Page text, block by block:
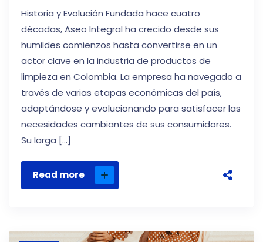
Historia y Evolución Fundada hace cuatro
décadas, Aseo Integral ha crecido desde sus
humildes comienzos hasta convertirse en un
actor clave en la industria de productos de
limpieza en Colombia. La empresa ha navegado a
través de varias etapas económicas del país,
adaptándose y evolucionando para satisfacer las
necesidades cambiantes de sus consumidores.
Su larga […]
Read more